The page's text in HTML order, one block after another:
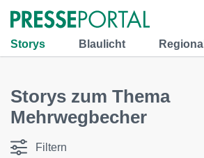
Storys Blaulicht Regional
Storys zum Thema
Mehrwegbecher
Filtern